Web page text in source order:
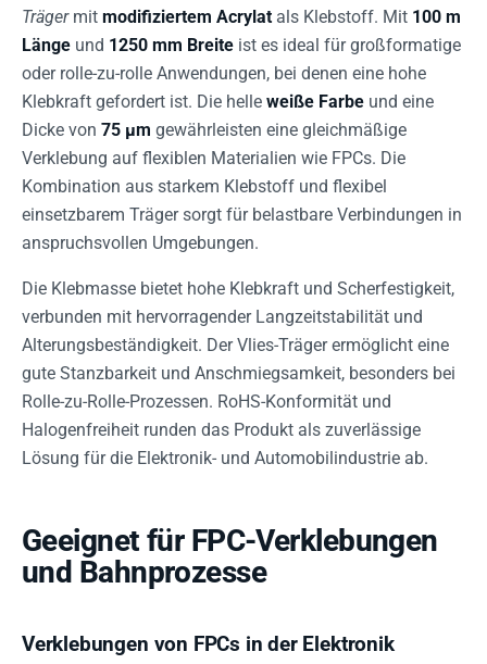
Trägermit modifiziertem Acrylat als Klebstoff. Mit 100 m
Länge und 1250 mm Breite ist es ideal für großformatige
oder rolle-zu-rolle Anwendungen, bei denen eine hohe
Klebkraft gefordert ist. Die helle weiße Farbe und eine
Dicke von 75 µm gewährleisten eine gleichmäßige
Verklebung auf flexiblen Materialien wie FPCs. Die
Kombination aus starkem Klebstoff und flexibel
einsetzbarem Träger sorgt für belastbare Verbindungen in
anspruchsvollen Umgebungen.
Die Klebmasse bietet hohe Klebkraft und Scherfestigkeit,
verbunden mit hervorragender Langzeitstabilität und
Alterungsbeständigkeit. Der Vlies-Träger ermöglicht eine
gute Stanzbarkeit und Anschmiegsamkeit, besonders bei
Rolle-zu-Rolle-Prozessen. RoHS-Konformität und
Halogenfreiheit runden das Produkt als zuverlässige
Lösung für die Elektronik- und Automobilindustrie ab.
Geeignet für FPC-Verklebungen
und Bahnprozesse
Verklebungen von FPCs in der Elektronik